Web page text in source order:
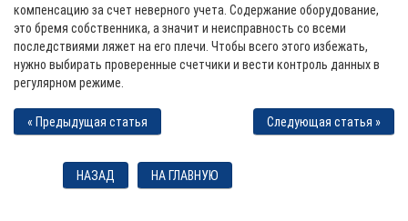
компенсацию за счет неверного учета. Содержание оборудование,
это бремя собственника, а значит и неисправность со всеми
последствиями ляжет на его плечи. Чтобы всего этого избежать,
нужно выбирать проверенные счетчики и вести контроль данных в
регулярном режиме.
« Предыдущая статья Следующая статья »
НАЗАД НА ГЛАВНУЮ